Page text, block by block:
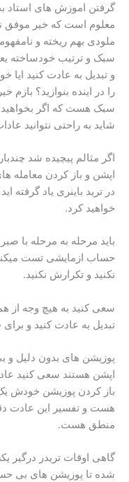
گرفتن اموزش های استاد
معلوم است که خیر موفق
ملودی بهم ریخته و
سبک و ترتیب خودساخته
و تبدیل به عادت کنید
را در اینده بنوازید؟ بازم
سبک هست که اگر بخواهید
شاید به راحتی نتوانید
اگر مثالم پیچیده شد
اپشن و باز کردن معامله
در ترید باینری یاد گرفته
خواهید کرد.
باید مرحله به مرحله با
حساب ازمایشی تست
نکنید و تکرارش نکنید.
سعی کنید به هیچ وجه از
تبدیل به عادت کنید و
پوزیشن های بدون دلیل و
اپشن هستند سعی کنید
باز کردن پوزیشن خودش
هست و تفسیر این عادت
منطق هست.
گاهی اوقات تریدر
شده تا پوزیشن های بی